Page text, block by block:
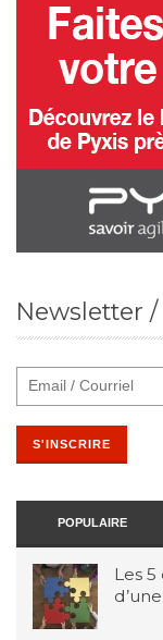
Newsletter
POPULAIRE
Les